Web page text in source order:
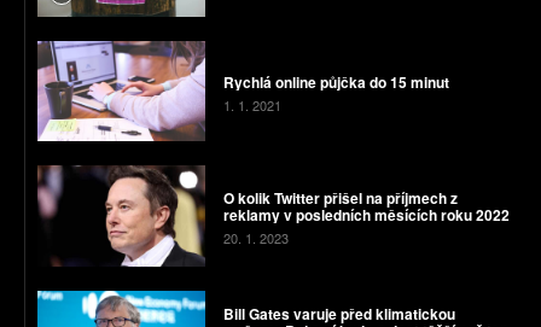
Rychlá online půjčka do 15 minut
1. 1. 2021
O kolik Twitter přišel na příjmech z
reklamy v posledních měsících roku 2022
20. 1. 2023
Bill Gates varuje před klimatickou